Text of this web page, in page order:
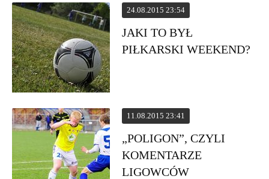
24.08.2015 23:54
JAKI TO BYŁ
PIŁKARSKI WEEKEND?
11.08.2015 23:41
„POLIGON”, CZYLI
KOMENTARZE
LIGOWCÓW